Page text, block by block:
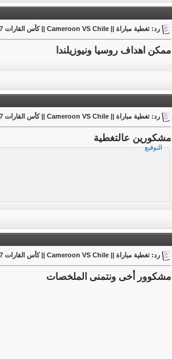
رد: تغطية مباراة || Cameroon VS Chile || كأس القارات 2017 (Group B)
ممكن اهداف روسيا ونيوزيلندا
رد: تغطية مباراة || Cameroon VS Chile || كأس القارات 2017 (Group B)
مشكورين عالتغطية
التوقيع
رد: تغطية مباراة || Cameroon VS Chile || كأس القارات 2017 (Group B)
مشكوور أخى ونتمنى الملخصات